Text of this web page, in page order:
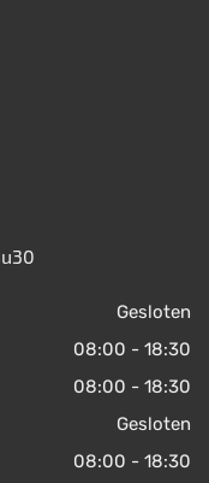
Gesloten
08:00 - 18:30
08:00 - 18:30
Gesloten
08:00 - 18:30